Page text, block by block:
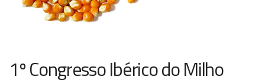
1º Congresso Ibérico do Milho